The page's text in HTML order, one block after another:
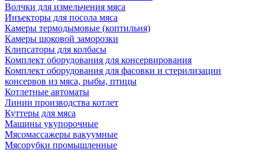
Волчки для измельчения мяса
Инъекторы для посола мяса
Камеры термодымовые (коптильня)
Камеры шоковой заморозки
Клипсаторы для колбасы
Комплект оборудования для консервирования
Комплект оборудования для фасовки и стерилизации
консервов из мяса, рыбы, птицы
Котлетные автоматы
Линии производства котлет
Куттеры для мяса
Машины укупорочные
Мясомассажеры вакуумные
Мясорубки промышленные